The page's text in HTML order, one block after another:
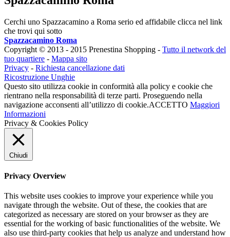
Cerchi uno Spazzacamino a Roma serio ed affidabile clicca nel link
che trovi qui sotto
Spazzacamino Roma
Copyright © 2013 - 2015 Prenestina Shopping - Tutto il network del
tuo quartiere - Mappa sito
Privacy - Richiesta cancellazione dati
Ricostruzione Unghie
Questo sito utilizza cookie in conformità alla policy e cookie che
rientrano nella responsabilità di terze parti. Proseguendo nella
navigazione acconsenti all’utilizzo di cookie.ACCETTO Maggiori
Informazioni
Privacy & Cookies Policy
Chiudi
Privacy Overview
This website uses cookies to improve your experience while you
navigate through the website. Out of these, the cookies that are
categorized as necessary are stored on your browser as they are
essential for the working of basic functionalities of the website. We
also use third-party cookies that help us analyze and understand how